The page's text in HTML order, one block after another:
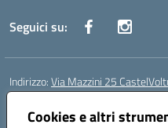
Cookies e altri
Seguici su:
Indirizzo:Via Mazzini 25
Centralino:
Posta elettronica certificata (PEC):